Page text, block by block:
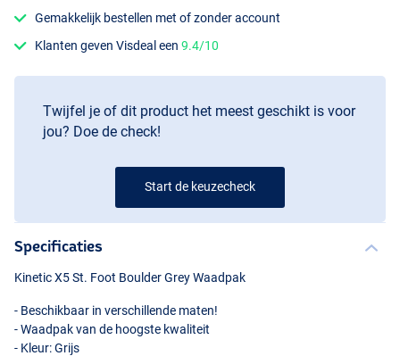
Gemakkelijk bestellen met of zonder account
Klanten geven Visdeal een9.4/10
Twijfel je of dit product het meest geschikt is voor
jou? Doe de check!
Start de keuzecheck
Specificaties
Kinetic X5 St. Foot Boulder Grey Waadpak
- Beschikbaar in verschillende maten!
- Waadpak van de hoogste kwaliteit
- Kleur: Grijs